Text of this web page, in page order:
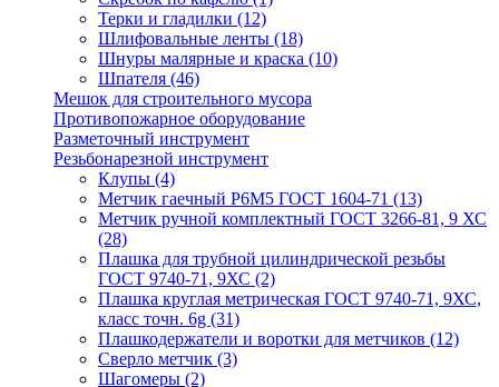
Терки и гладилки (12)
Шлифовальные ленты (18)
Шнуры малярные и краска (10)
Шпателя (46)
Мешок для строительного мусора
Противопожарное оборудование
Разметочный инструмент
Резьбонарезной инструмент
Клупы (4)
Метчик гаечный Р6М5 ГОСТ 1604-71 (13)
Метчик ручной комплектный ГОСТ 3266-81, 9 ХС
(28)
Плашка для трубной цилиндрической резьбы
ГОСТ 9740-71, 9ХС (2)
Плашка круглая метрическая ГОСТ 9740-71, 9ХС,
класс точн. 6g (31)
Плашкодержатели и воротки для метчиков (12)
Сверло метчик (3)
Шагомеры (2)